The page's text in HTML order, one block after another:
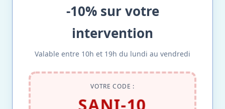
-10% sur votre
intervention
Valable entre 10h et 19h du lundi au vendredi
VOTRE CODE :